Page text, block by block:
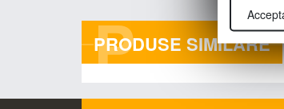
P
PRODUSE SIMILARE